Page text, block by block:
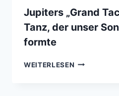
Jupiters „Grand
Tanz, der unser
formte
WEITERLESEN JUPITERS